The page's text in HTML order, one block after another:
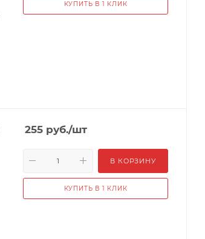
КУПИТЬ В 1 КЛИК
255 руб./шт
В КОРЗИНУ
КУПИТЬ В 1 КЛИК